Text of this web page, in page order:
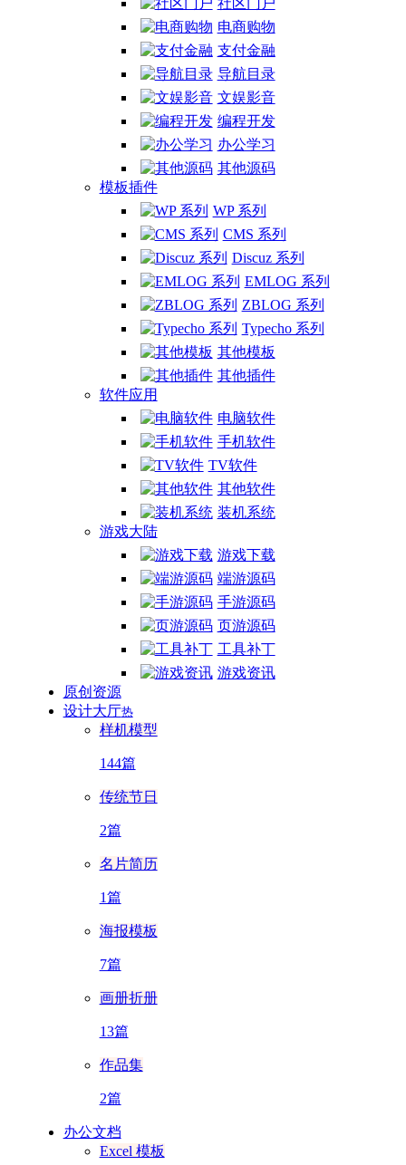
社区门户
电商购物
支付金融
导航目录
文娱影音
编程开发
办公学习
其他源码
模板插件
WP 系列
CMS 系列
Discuz 系列
EMLOG 系列
ZBLOG 系列
Typecho 系列
其他模板
其他插件
软件应用
电脑软件
手机软件
TV软件
其他软件
装机系统
游戏大陆
游戏下载
端游源码
手游源码
页游源码
工具补丁
游戏资讯
原创资源
设计大厅热
样机模型
144篇
传统节日
2篇
名片简历
1篇
海报模板
7篇
画册折册
13篇
作品集
2篇
办公文档
Excel 模板